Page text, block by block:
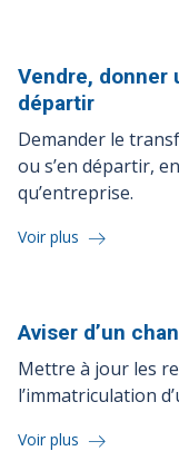
Vendre, donner
départir
Demander le
ou s’en départir,
qu’entreprise.
Voir plus
Aviser d’un
Mettre à jour les
l’immatriculation
Voir plus